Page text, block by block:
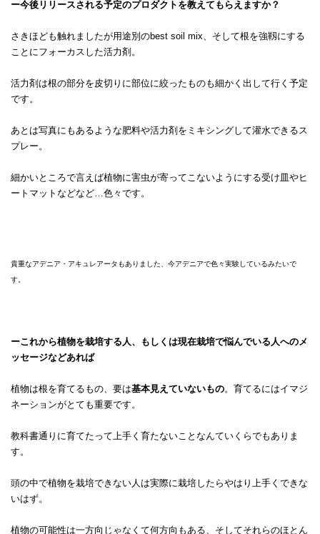
ー今後リリースされる予定のプロダクトを教えてもらえますか？
さきほども触れましたが用途別のbest soil mix、そして根を強靱にする
ことにフォーカスした活力剤。
活力剤は根の部分を皮切りに部位に絞ったものも細かく出して行く予定
です。
あとは写真にもあるような肥料や活力剤をミキシングして灌水できるス
プレー。
細かいところで言えば植物に害虫が寄ってこないようにする受け皿やヒ
ートマットなどなど…色々です。
貴重なアデニア・アキュレアータもありました、今アデニアで色々実験しているみたいで
す。
ーこれから植物を栽培する人、もしくは現在栽培で悩んでいる人へのメ
ッセージなどあれば
植物は根を育てるもの、要は基本見えていないもの。育てるにはイマジ
ネーションがとても重要です。
教科書通りに育てたって上手く育たないことなんていくらでもありま
す。
頭の中で植物を栽培できない人は実際に栽培したらやはり上手くできな
いはず。
植物の可能性は一方向じゃなくて何方向もある、そしてそれらのほとん